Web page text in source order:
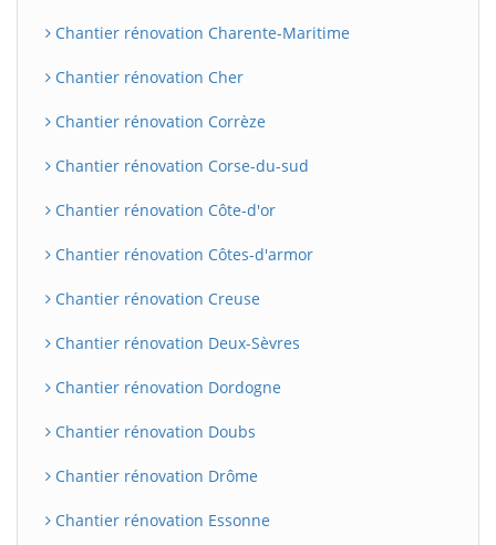
Chantier rénovation Charente-Maritime
Chantier rénovation Cher
Chantier rénovation Corrèze
Chantier rénovation Corse-du-sud
Chantier rénovation Côte-d'or
Chantier rénovation Côtes-d'armor
Chantier rénovation Creuse
Chantier rénovation Deux-Sèvres
Chantier rénovation Dordogne
Chantier rénovation Doubs
Chantier rénovation Drôme
Chantier rénovation Essonne